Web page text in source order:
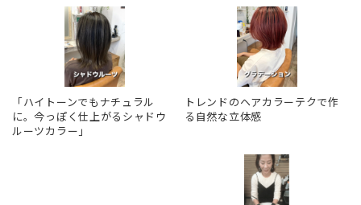
「ハイトーンでもナチュラル
に。今っぽく仕上がるシャドウ
ルーツカラー」
トレンドのヘアカラーテクで作
る自然な立体感